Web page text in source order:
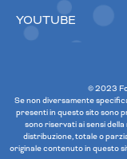
YOUTUBE
© 2023
Se non diversamente
presenti in questo sito sono
sono riservati ai sensi
distribuzione, totale o
originale contenuto in questo